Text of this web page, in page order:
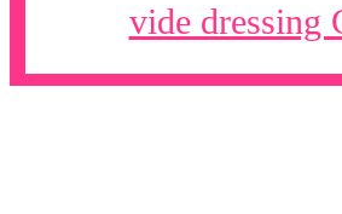
vide dressing